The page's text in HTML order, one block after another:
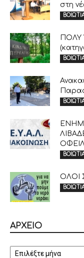
στη
ΠΟΛΥ
ΟΛΟΙ
ΑΡΧΕΙΟ